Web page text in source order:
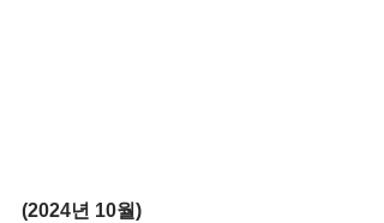
(2024년 10월)